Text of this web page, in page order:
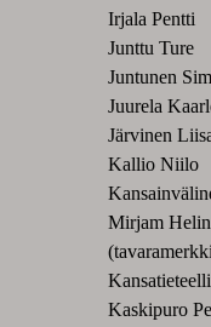
Irjala Pentti
Junttu Ture
Juntunen
Juurela
Järvinen
Kallio Niilo
Mirjam
Kaskipuro